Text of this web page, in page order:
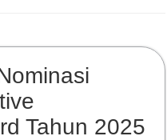
Tahun 2025